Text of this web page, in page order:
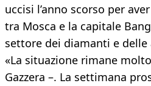
uccisi l’anno scorso per
tra Mosca e la capitale
settore dei diamanti e delle
«La situazione rimane
Gazzera –. La settimana